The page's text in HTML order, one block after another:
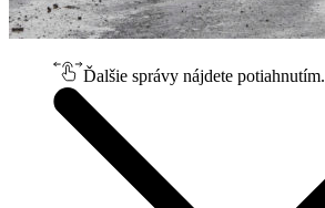
Ďalšie správy nájdete potiahnutím.